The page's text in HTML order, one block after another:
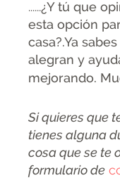
......¿Y tú que
esta opción
casa?.Ya
alegran y
mejorando.
Si quieres que
tienes alguna
cosa que se te
formulario de